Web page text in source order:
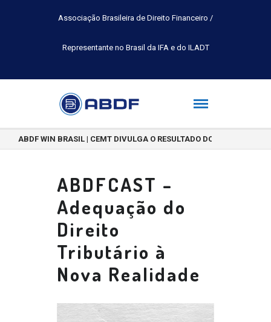
Associação Brasileira de Direito Financeiro /
Representante no Brasil da IFA e do ILADT
ABDF WIN BRASIL | CEMT DIVULGA O RESULTADO DO CONCURSO
ABDFCAST –
Adequação do
Direito
Tributário à
Nova Realidade